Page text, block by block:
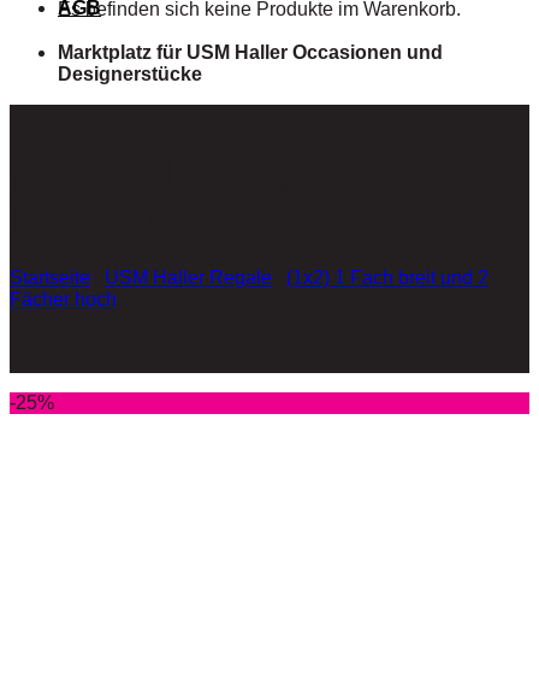
Es befinden sich keine Produkte im Warenkorb.
AGB
Marktplatz für USM Haller Occasionen und
Designerstücke
Startseite USM Haller Regale
(1x2) 1 Fach breit und 2
Fächer hoch
-25%